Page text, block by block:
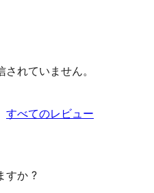
れていません。
すべてのレビュー
すか ?